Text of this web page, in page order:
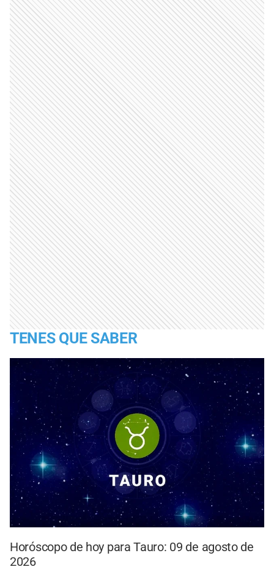
TENES QUE SABER
Horóscopo de hoy para Tauro: 09 de agosto de
2026